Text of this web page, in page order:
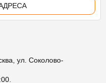
ул. Соколово-